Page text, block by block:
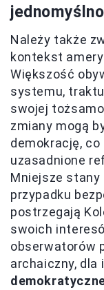
Należy także
kontekst
Większość
systemu,
swojej
zmiany mogą
demokrację,
uzasadnione
Mniejsze stany
przypadku
postrzegają
swoich
obserwatorów
archaiczny, dla